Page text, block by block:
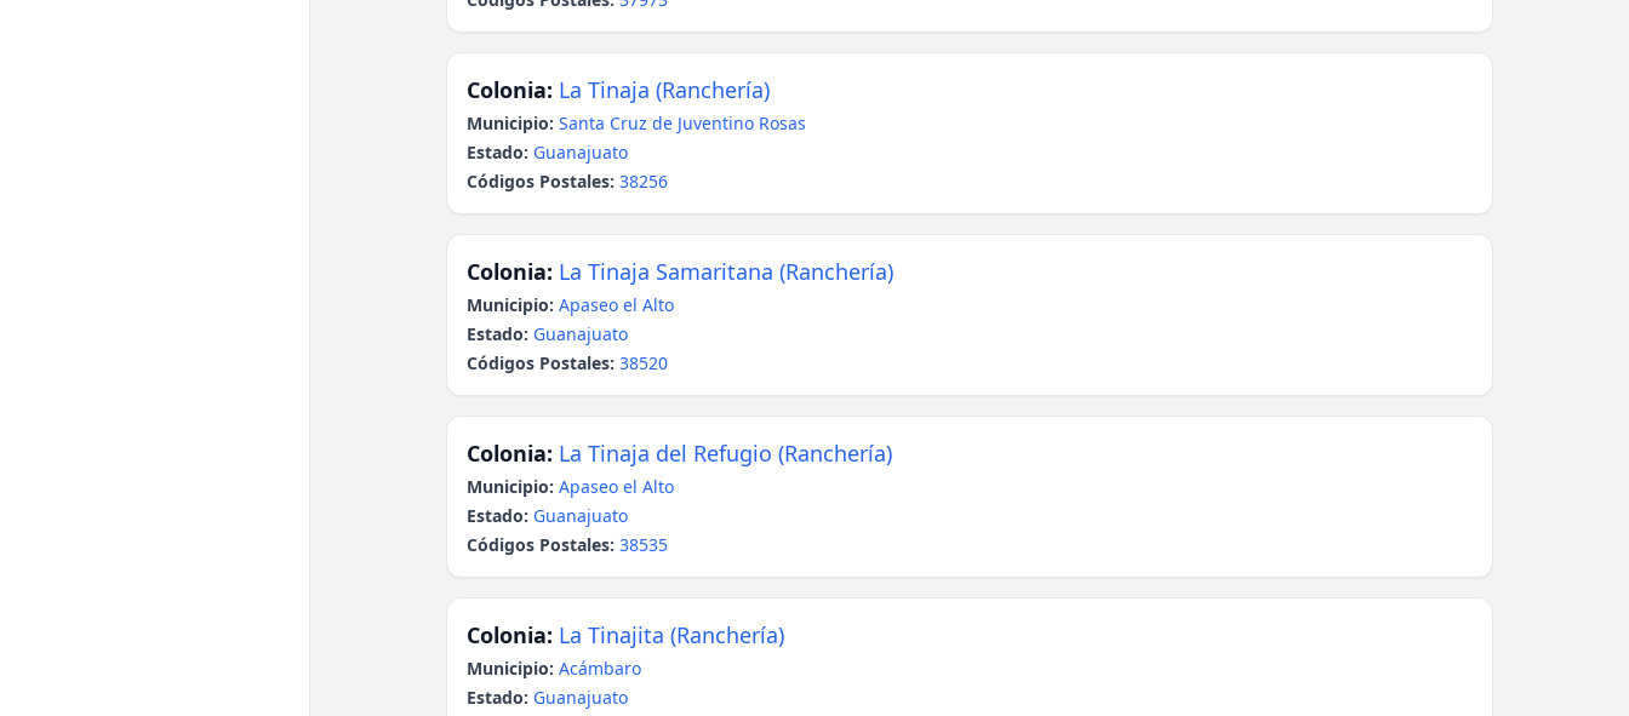
Colonia: La Tinaja (Ranchería)
Municipio: Santa Cruz de Juventino Rosas
Estado: Guanajuato
Códigos Postales: 38256
Colonia: La Tinaja Samaritana (Ranchería)
Municipio: Apaseo el Alto
Estado: Guanajuato
Códigos Postales: 38520
Colonia: La Tinaja del Refugio (Ranchería)
Municipio: Apaseo el Alto
Estado: Guanajuato
Códigos Postales: 38535
Colonia: La Tinajita (Ranchería)
Municipio: Acámbaro
Estado: Guanajuato